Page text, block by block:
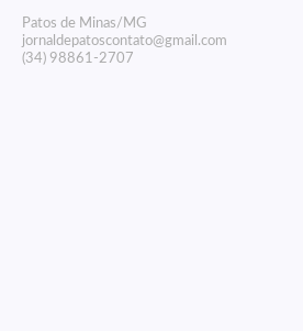
Patos de Minas/MG
jornaldepatoscontato@gmail.com
(34) 98861-2707